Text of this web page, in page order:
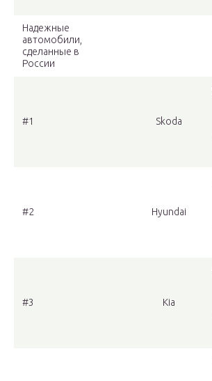
Надежные
автомобили,
сделанные в
России
#1 Skoda
#2 Hyundai
#3 Kia